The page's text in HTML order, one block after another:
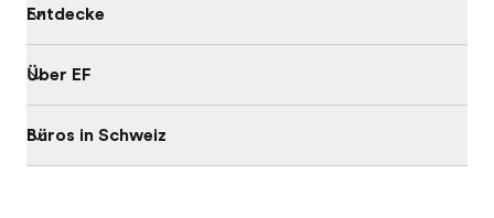
Entdecke
Über EF
Büros in Schweiz